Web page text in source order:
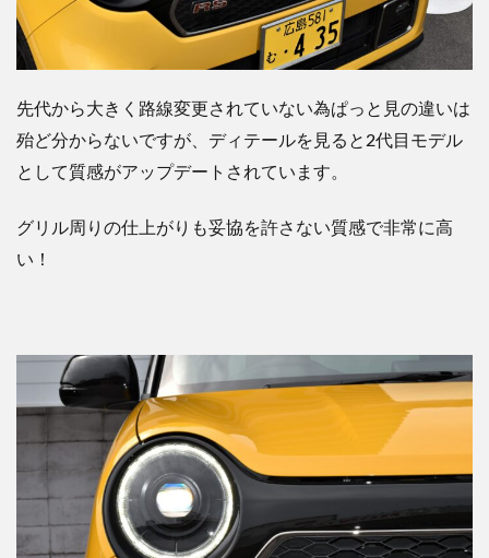
先代から大きく路線変更されていない為ぱっと見の違いは
殆ど分からないですが、ディテールを見ると 2代目モデル
として質感がアップデートされています。
グリル周りの仕上がりも妥協を許さない質感で非常に高
い！